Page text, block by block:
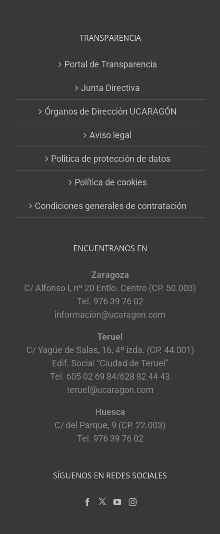
TRANSPARENCIA
Portal de Transparencia
Junta Directiva
Órganos de Dirección UCARAGÓN
Aviso legal
Política de protección de datos
Política de cookies
Condiciones generales de contratación
ENCUENTRANOS EN
Zaragoza
C/ Alfonso I, nº 20 Entlo. Centro (CP. 50.003)
Tel. 976 39 76 02
informacion@ucaragon.com
Teruel
C/ Yagüe de Salas, 16, 4º izda. (CP. 44.001)
Edif. Social “Ciudad de Teruel”
Tel. 605 02 69 84/628 82 44 43
teruel@ucaragon.com
Huesca
C/ del Parque, 9 (CP. 22.003)
Tel. 976 39 76 02
SÍGUENOS EN REDES SOCIALES